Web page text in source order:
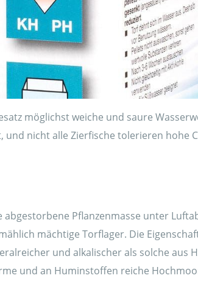
möglichst weiche und saure
nicht alle Zierfische tolerieren hohe
Pflanzenmasse unter
mächtige Torflager. Die
und alkalischer als solche aus
und an Huminstoffen reiche